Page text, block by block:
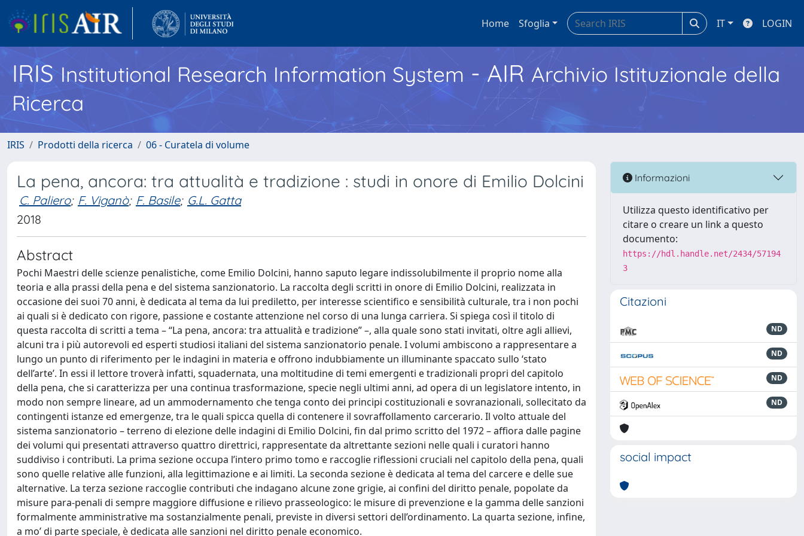
Home Sfoglia IT LOGIN
IRISInstitutional Research Information System - AIR Archivio Istituzionale della
Ricerca
IRIS Prodotti della ricerca 06 - Curatela di volume
La pena, ancora: tra attualità e tradizione : studi in onore di Emilio Dolcini
C. Paliero; F. Viganò; F. Basile; G.L. Gatta
2018
Abstract
Pochi Maestri delle scienze penalistiche, come Emilio Dolcini, hanno saputo legare indissolubilmente il proprio nome alla
teoria e alla prassi della pena e del sistema sanzionatorio. La raccolta degli scritti in onore di Emilio Dolcini, realizzata in
occasione dei suoi 70 anni, è dedicata al tema da lui prediletto, per interesse scientifico e sensibilità culturale, tra i non pochi
ai quali si è dedicato con rigore, passione e costante attenzione nel corso di una lunga carriera. Si spiega così il titolo di
questa raccolta di scritti a tema – “La pena, ancora: tra attualità e tradizione” –, alla quale sono stati invitati, oltre agli allievi,
alcuni tra i più autorevoli ed esperti studiosi italiani del sistema sanzionatorio penale. I volumi ambiscono a rappresentare a
lungo un punto di riferimento per le indagini in materia e offrono indubbiamente un illuminante spaccato sullo ‘stato
dell’arte’. In essi il lettore troverà infatti, squadernata, una moltitudine di temi emergenti e tradizionali propri del capitolo
della pena, che si caratterizza per una continua trasformazione, specie negli ultimi anni, ad opera di un legislatore intento, in
modo non sempre lineare, ad un ammodernamento che tenga conto dei principi costituzionali e sovranazionali, sollecitato da
contingenti istanze ed emergenze, tra le quali spicca quella di contenere il sovraffollamento carcerario. Il volto attuale del
sistema sanzionatorio – terreno di elezione delle indagini di Emilio Dolcini, fin dal primo scritto del 1972 – affiora dalle pagine
dei volumi qui presentati attraverso quattro direttrici, rappresentate da altrettante sezioni nelle quali i curatori hanno
suddiviso i contributi. La prima sezione occupa l’intero primo tomo e raccoglie riflessioni cruciali nel capitolo della pena, quali
sono quelle relative alle funzioni, alla legittimazione e ai limiti. La seconda sezione è dedicata al tema del carcere e delle sue
alternative. La terza sezione raccoglie contributi che indagano alcune zone grigie, ai confini del diritto penale, popolate da
misure para-penali di sempre maggiore diffusione e rilievo prasseologico: le misure di prevenzione e la gamma delle sanzioni
formalmente amministrative ma sostanzialmente penali, previste in diversi settori dell’ordinamento. La quarta sezione, infine,
a mo’ di parte speciale, è dedicata alle sanzioni nel diritto penale economico.
Informazioni
Utilizza questo identificativo per
citare o creare un link a questo
documento:
https://hdl.handle.net/2434/57194
3
Citazioni
ND
ND
ND
ND
social impact